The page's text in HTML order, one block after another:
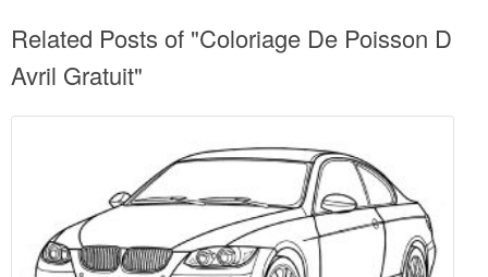
Related Posts of "Coloriage De Poisson D
Avril Gratuit"